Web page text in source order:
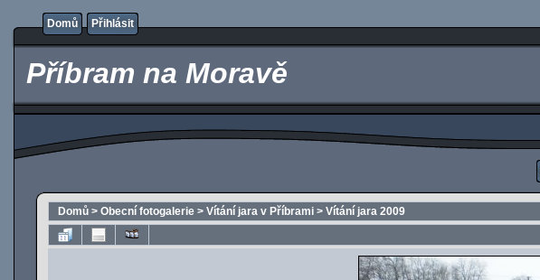
Domů Přihlásit
Příbram na Moravě
Domů > Obecní fotogalerie > Vítání jara v Příbrami > Vítání jara 2009